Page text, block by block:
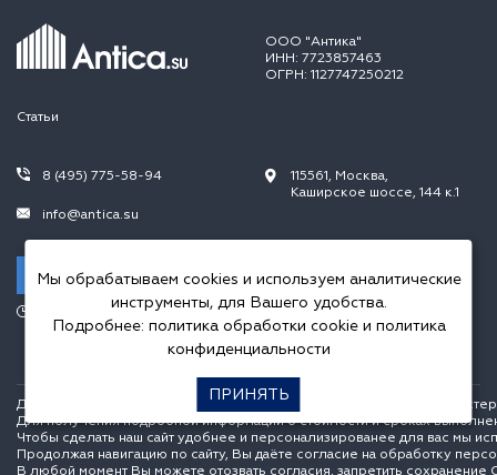
ООО "Антика"
ИНН: 7723857463
ОГРН: 1127747250212
Статьи
8 (495) 775-58-94
info@antica.su
Заказать звонок
115561, Москва,
Каширское шоссе, 144 к.1
Пн.-Пт. 10.00-20.00,
Сб.-Вс. 10.00-18.00
Данный интернет сайт носит исключительно информационный
Для получения подробной информации о стоимости и сроках
Чтобы сделать наш сайт удобнее и персонализированее для вас мы
Продолжая навигацию по сайту, Вы даёте согласие на обработку
В любой момент Вы можете отозвать согласия, запретить сохранение
Мы обрабатываем cookies и используем аналитические
инструменты, для Вашего удобства.
Подробнее: политика обработки cookieи политика
конфиденциальности
ПРИНЯТЬ